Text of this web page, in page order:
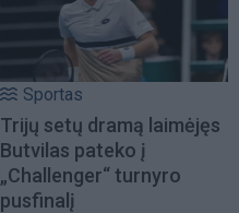
Sportas
Trijų setų dramą laimėjęs
Butvilas pateko į
„Challenger“ turnyro
pusfinalį